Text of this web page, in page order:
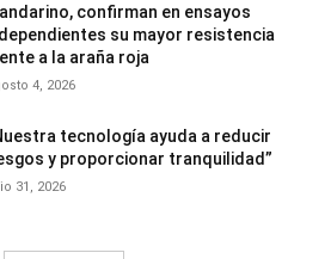
confirman en ensayos
su mayor resistencia
a la araña roja
4, 2026
tecnología ayuda a reducir
y proporcionar tranquilidad”
31, 2026